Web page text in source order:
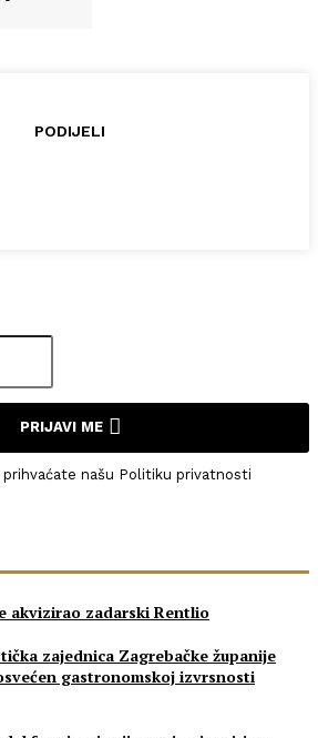
PODIJELI
PRIJAVI ME
našu Politiku privatnosti
akvizirao zadarski Rentlio
zajednica Zagrebačke županije
gastronomskoj izvrsnosti